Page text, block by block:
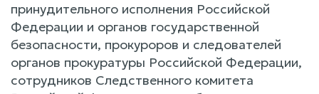
принудительного исполнения Российской
Федерации и органов государственной
безопасности, прокуроров и следователей
органов прокуратуры Российской Федерации,
сотрудников Следственного комитета